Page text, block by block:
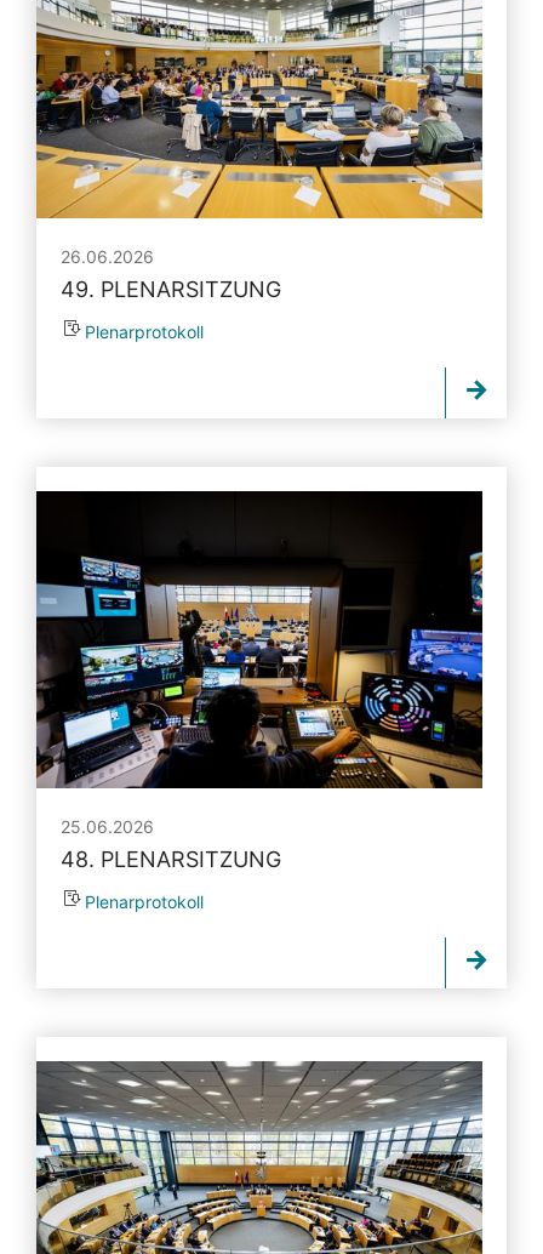
26.06.2026
49. PLENARSITZUNG
Plenarprotokoll
25.06.2026
48. PLENARSITZUNG
Plenarprotokoll